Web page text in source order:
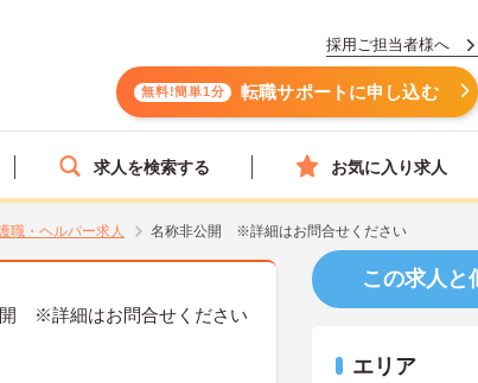
採用ご担当者様へ
無料!簡単1分 転職サポートに申し込む
求人を検索する お気に入り求人
職・ヘルパー求人 名称非公開 ※詳細はお問合せください
※詳細はお問合せください
この求人と
エリア